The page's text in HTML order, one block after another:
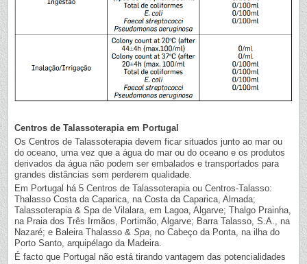
Centros de Talassoterapia em Portugal
Os Centros de Talassoterapia devem ficar situados junto ao mar ou
do oceano, uma vez que a água do mar ou do oceano e os produtos
derivados da água não podem ser embalados e transportados para
grandes distâncias sem perderem qualidade.
Em Portugal há 5 Centros de Talassoterapia ou Centros-Talasso:
Thalasso Costa da Caparica, na Costa da Caparica, Almada;
Talassoterapia & Spa de Vilalara, em Lagoa, Algarve; Thalgo Prainha,
na Praia dos Três Irmãos, Portimão, Algarve; Barra Talasso, S.A., na
Nazaré; e Baleira Thalasso & Spa , no Cabeço da Ponta, na ilha do
Porto Santo, arquipélago da Madeira.
É facto que Portugal não está tirando vantagem das potencialidades